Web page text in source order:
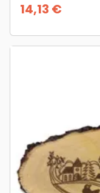
Prix
14,13 €